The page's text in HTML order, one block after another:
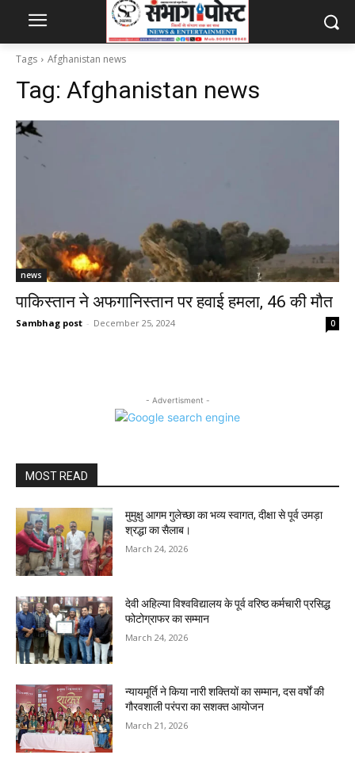
Tags Afghanistan news
Tag: Afghanistan news
news
पाकिस्तान ने अफगानिस्तान पर हवाई हमला, 46 की मौत
Sambhag post - December 25, 2024 0
- Advertisment -
MOST READ
मुमुक्षु आगम गुलेच्छा का भव्य स्वागत, दीक्षा से पूर्व उमड़ा
श्रद्धा का सैलाब।
March 24, 2026
देवी अहिल्या विश्वविद्यालय के पूर्व वरिष्ठ कर्मचारी प्रसिद्ध
फोटोग्राफर का सम्मान
March 24, 2026
न्यायमूर्ति ने किया नारी शक्तियों का सम्मान, दस वर्षों की
गौरवशाली परंपरा का सशक्त आयोजन
March 21, 2026